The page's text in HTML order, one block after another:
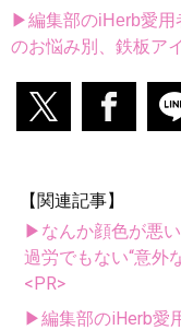
▶編集部のiHerb愛用
のお悩み別、鉄板ア
【関連記事】
▶なんか顔色が悪
過労でもない“意外
<PR>
▶編集部のiHerb愛